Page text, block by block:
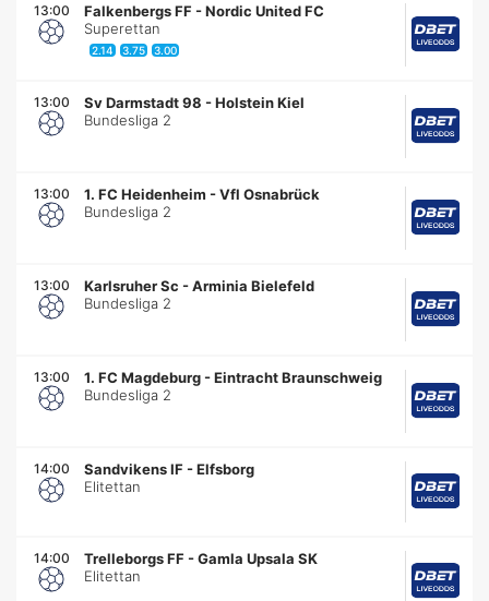
13:00 Falkenbergs FF -Nordic United FC
Superettan
2.14 3.75 3.00
13:00 Sv Darmstadt 98 -Holstein Kiel
Bundesliga 2
13:00 1. FC Heidenheim -Vfl Osnabrück
Bundesliga 2
13:00 Karlsruher Sc -Arminia Bielefeld
Bundesliga 2
13:00 1. FC Magdeburg -Eintracht Braunschweig
Bundesliga 2
14:00 Sandvikens IF -Elfsborg
Elitettan
14:00 Trelleborgs FF -Gamla Upsala SK
Elitettan